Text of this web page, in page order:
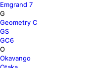
Emgrand 7
G
Geometry C
GS
GC6
O
Okavango